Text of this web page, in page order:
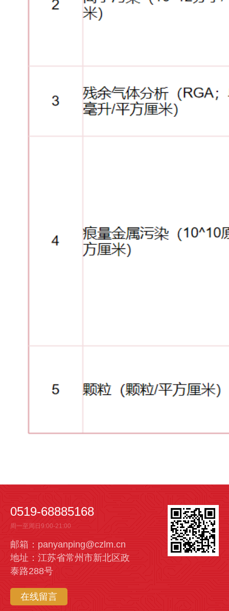
0519-68885168
周一至周日9:00-21:00
邮箱：panyanping@czlm.cn
地址：江苏省常州市新北区政
泰路288号
在线留言